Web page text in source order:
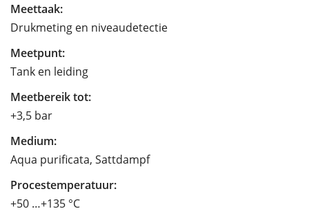
Meettaak:
Drukmeting en niveaudetectie
Meetpunt:
Tank en leiding
Meetbereik tot:
+3,5 bar
Medium:
Aqua purificata, Sattdampf
Procestemperatuur:
+50 …+135 °C